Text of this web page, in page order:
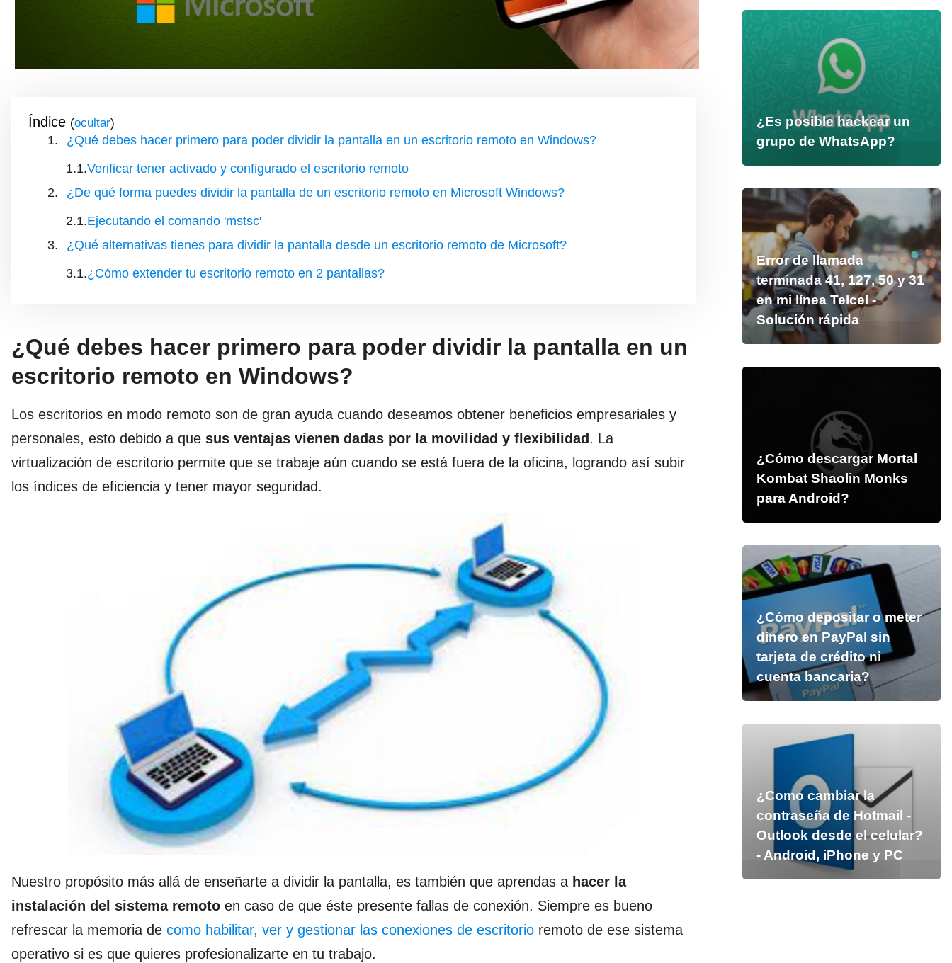
Índice ( )
¿Qué debes hacer primero para poder dividir la pantalla en un escritorio remoto en Windows?
Verificar tener activado y configurado el escritorio remoto
¿De qué forma puedes dividir la pantalla de un escritorio remoto en Microsoft Windows?
Ejecutando el comando 'mstsc'
¿Qué alternativas tienes para dividir la pantalla desde un escritorio remoto de Microsoft?
¿Cómo extender tu escritorio remoto en 2 pantallas?
¿Qué debes hacer primero para poder dividir la pantalla en un
escritorio remoto en Windows?
Los escritorios en modo remoto son de gran ayuda cuando deseamos obtener beneficios empresariales y
personales, esto debido a que sus ventajas vienen dadas por la movilidad y flexibilidad . La
virtualización de escritorio permite que se trabaje aún cuando se está fuera de la oficina, logrando así subir
los índices de eficiencia y tener mayor seguridad.
Nuestro propósito más allá de enseñarte a dividir la pantalla, es también que aprendas a hacer la
instalación del sistema remoto en caso de que éste presente fallas de conexión. Siempre es bueno
refrescar la memoria de como habilitar, ver y gestionar las conexiones de escritorio remoto de ese sistema
operativo si es que quieres profesionalizarte en tu trabajo.
¿Es posible hackear un
grupo de WhatsApp?
Error de llamada
terminada 41, 127, 50 y 31
en mi línea Telcel -
Solución rápida
¿Cómo descargar Mortal
Kombat Shaolin Monks
para Android?
¿Cómo depositar o meter
dinero en PayPal sin
tarjeta de crédito ni
cuenta bancaria?
¿Como cambiar la
contraseña de Hotmail -
Outlook desde el celular?
- Android, iPhone y PC